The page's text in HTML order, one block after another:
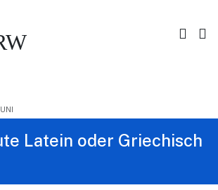
Latein oder Griechisch